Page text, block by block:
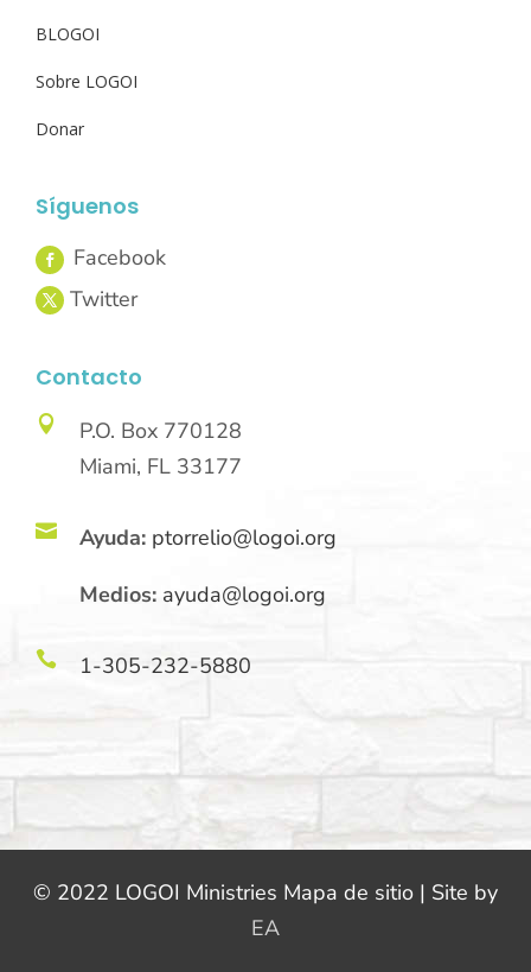
BLOGOI
Sobre LOGOI
Donar
Síguenos
Contacto

P.O. Box 770128
Miami, FL 33177
 Ayuda: ptorrelio@logoi.org
Medios: ayuda@logoi.org
 1-305-232-5880
© 2022 LOGOI Ministries Mapa de sitio | Site by
EA